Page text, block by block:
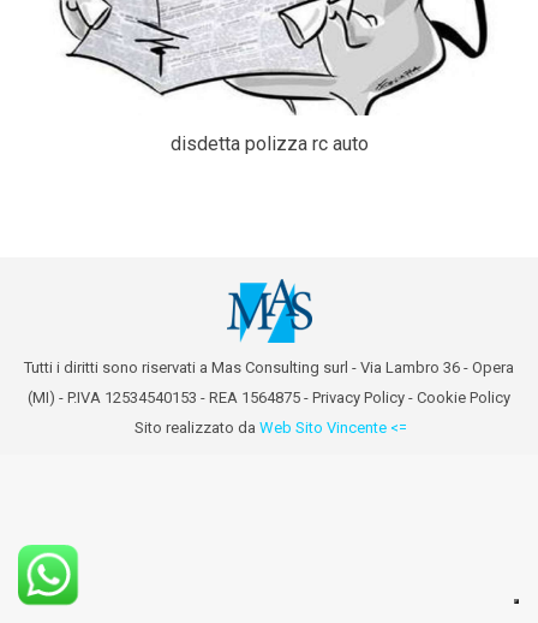
disdetta polizza rc auto
Tutti i diritti sono riservati a Mas Consulting surl - Via Lambro 36 - Opera
(MI) - P.IVA 12534540153 - REA 1564875 - Privacy Policy - Cookie Policy
Sito realizzato da Web Sito Vincente <=